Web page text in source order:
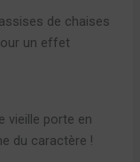
de chaises
un effet
vieille porte en
du caractère !